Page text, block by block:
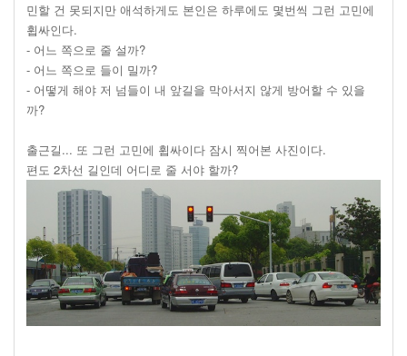
민할 건 못되지만 애석하게도 본인은 하루에도 몇번씩 그런 고민에
휩싸인다.
- 어느 쪽으로 줄 설까?
- 어느 쪽으로 들이 밀까?
- 어떻게 해야 저 넘들이 내 앞길을 막아서지 않게 방어할 수 있을
까?
출근길... 또 그런 고민에 휩싸이다 잠시 찍어본 사진이다.
편도 2차선 길인데 어디로 줄 서야 할까?